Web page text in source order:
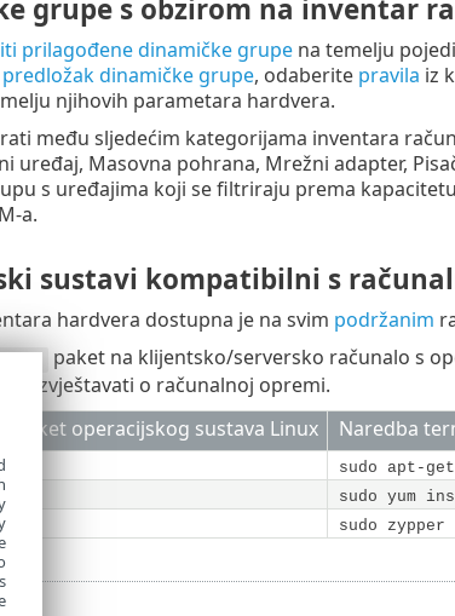
grupe s obzirom na inventar
prilagođene dinamičke grupena temelju
dinamičke grupe, odaberite pravila iz
njihovih parametara hardvera.
među sljedećim kategorijama inventara
uređaj, Masovna pohrana, Mrežni adapter,
s uređajima koji se filtriraju prema
a.
sustavi kompatibilni s
hardvera dostupna je na svim podržanim
paket na klijentsko/serversko računalo s
izvještavati o računalnoj opremi.
paket operacijskog sustava Linux
Naredba
sudo apt-
sudo yum
sudo